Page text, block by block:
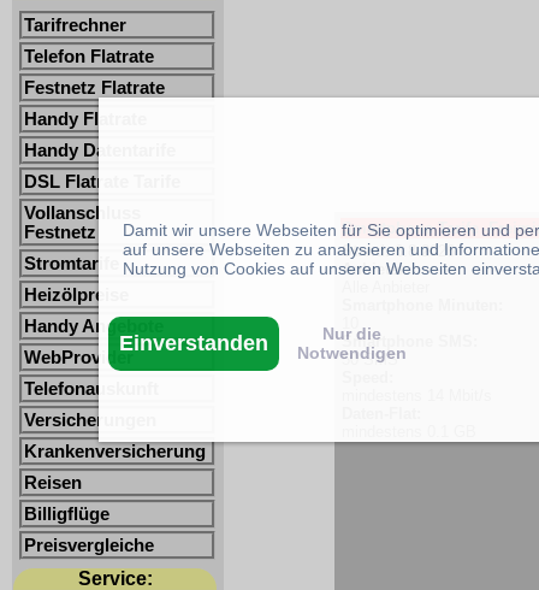
Tarifrechner
Telefon Flatrate
Festnetz Flatrate
Handy Flatrate
Handy Datentarife
DSL Flatrate Tarife
Vollanschluss
Festnetz
Stromtarife
Heizölpreise
Handy Angebote
WebProvider
Telefonauskunft
Versicherungen
Krankenversicherung
Reisen
Billigflüge
Preisvergleiche
Service:
Smartphone Tarife -
Stand:6.8.2026
Anbieter:
Smartphone SMS:
50 SMS
Damit wir unsere Webseiten für Sie optimieren und
auf unsere Webseiten zu analysieren und
Nutzung von Cookies auf unseren Webseiten
Einverstanden
Nur die
Notwendigen